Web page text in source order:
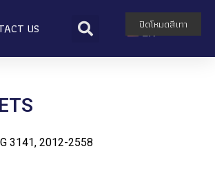
US
TH
3141, 2012-2558
ปิดโหมดสีเทา